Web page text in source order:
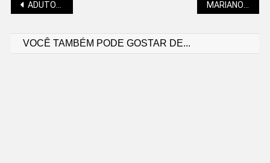
Navegação
ADUTORA PRINCIPAL PASSOU POR REPARO DURANTE A MADRUGADA
VOCÊ TAMBÉM PODE GOSTAR DE...